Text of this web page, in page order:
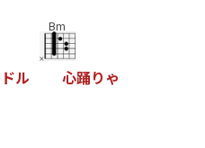
ドル
Bm
心踊り ゃ